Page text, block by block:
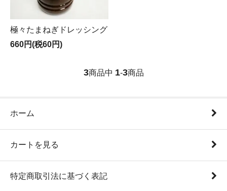
極々たまねぎドレッシング
660円(税60円)
3商品中 1-3商品
ホーム
カートを見る
特定商取引法に基づく表記